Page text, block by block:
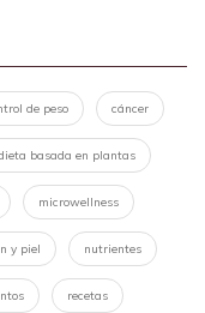
de peso cáncer
basada en plantas
microwellness
y piel nutrientes
recetas